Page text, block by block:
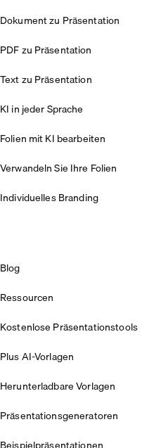
Dokument zu Präsentation
PDF zu Präsentation
Text zu Präsentation
KI in jeder Sprache
Folien mit KI bearbeiten
Verwandeln Sie Ihre Folien
Individuelles Branding
Blog
Ressourcen
Kostenlose Präsentationstools
Plus AI-Vorlagen
Herunterladbare Vorlagen
Präsentationsgeneratoren